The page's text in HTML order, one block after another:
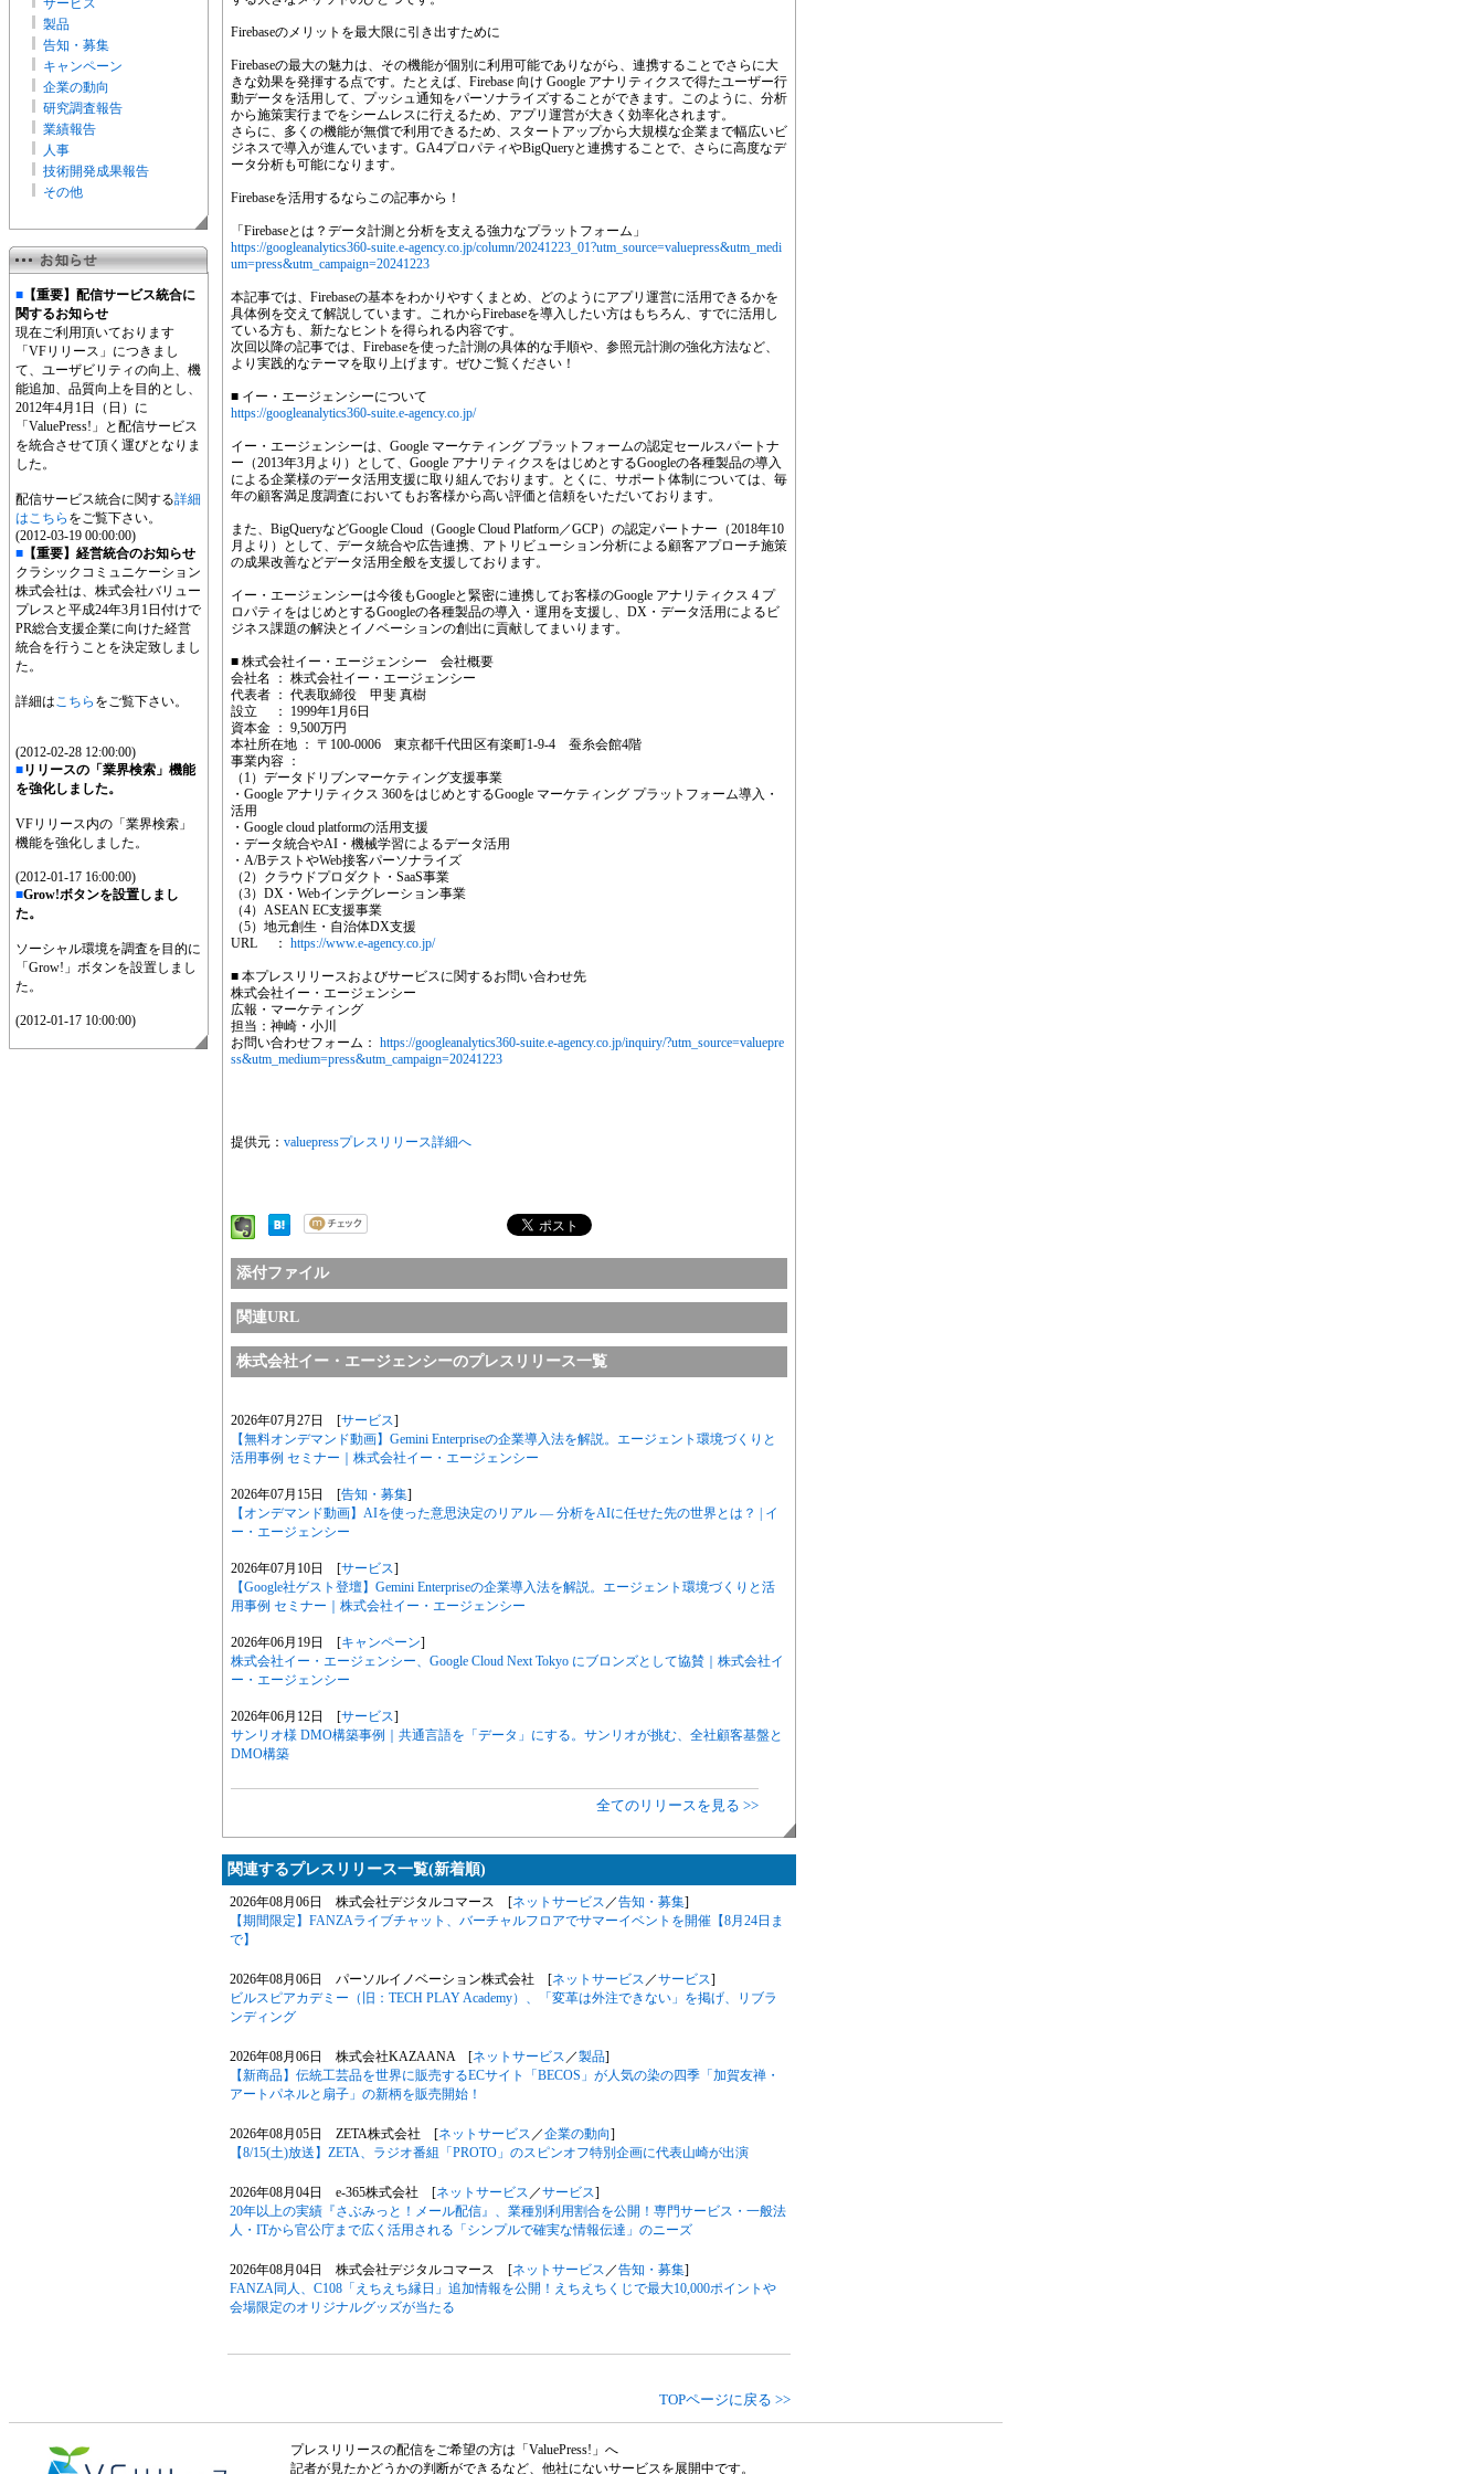
サービス
製品
告知・募集
キャンペーン
企業の動向
研究調査報告
業績報告
人事
技術開発成果報告
その他
■ 【重要】配信サービス統合に
関するお知らせ
現在ご利用頂いております
「VFリリース」につきまし
て、ユーザビリティの向上、機
能追加、品質向上を目的とし、
2012年4月1日（日）に
「ValuePress!」と配信サービス
を統合させて頂く運びとなりま
した。
配信サービス統合に関する詳細
はこちら をご覧下さい。
(2012-03-19 00:00:00)
■ 【重要】経営統合のお知らせ
クラシックコミュニケーション
株式会社は、株式会社バリュー
プレスと平成24年3月1日付けで
PR総合支援企業に向けた経営
統合を行うことを決定致しまし
た。
詳細はこちら をご覧下さい。
(2012-02-28 12:00:00)
■リリースの「業界検索」機能
を強化しました。
VFリリース内の「業界検索」
機能を強化しました。
(2012-01-17 16:00:00)
■Grow!ボタンを設置しまし
た。
ソーシャル環境を調査を目的に
「Grow!」ボタンを設置しまし
た。
(2012-01-17 10:00:00)
Firebaseのメリットを最大限に引き出すために
Firebaseの最大の魅力は、その機能が個別に利用可能でありながら、連携することでさらに大
きな効果を発揮する点です。たとえば、Firebase 向け Google アナリティクスで得たユーザー行
動データを活用して、プッシュ通知をパーソナライズすることができます。このように、分析
から施策実行までをシームレスに行えるため、アプリ運営が大きく効率化されます。
さらに、多くの機能が無償で利用できるため、スタートアップから大規模な企業まで幅広いビ
ジネスで導入が進んでいます。GA4プロパティやBigQueryと連携することで、さらに高度なデ
ータ分析も可能になります。
Firebaseを活用するならこの記事から！
「Firebaseとは？データ計測と分析を支える強力なプラットフォーム」
https://googleanalytics360-suite.e-agency.co.jp/column/20241223_01?utm_source=valuepress&utm_medi
um=press&utm_campaign=20241223
本記事では、Firebaseの基本をわかりやすくまとめ、どのようにアプリ運営に活用できるかを
具体例を交えて解説しています。これからFirebaseを導入したい方はもちろん、すでに活用し
ている方も、新たなヒントを得られる内容です。
次回以降の記事では、Firebaseを使った計測の具体的な手順や、参照元計測の強化方法など、
より実践的なテーマを取り上げます。ぜひご覧ください！
■ イー・エージェンシーについて
https://googleanalytics360-suite.e-agency.co.jp/
イー・エージェンシーは、Google マーケティング プラットフォームの認定セールスパートナ
ー（2013年3月より）として、Google アナリティクスをはじめとするGoogleの各種製品の導入
による企業様のデータ活用支援に取り組んでおります。とくに、サポート体制については、毎
年の顧客満足度調査においてもお客様から高い評価と信頼をいただいております。
また、BigQueryなどGoogle Cloud（Google Cloud Platform／GCP）の認定パートナー（2018年10
月より）として、データ統合や広告連携、アトリビューション分析による顧客アプローチ施策
の成果改善などデータ活用全般を支援しております。
イー・エージェンシーは今後もGoogleと緊密に連携してお客様のGoogle アナリティクス 4 プ
ロパティをはじめとするGoogleの各種製品の導入・運用を支援し、DX・データ活用によるビ
ジネス課題の解決とイノベーションの創出に貢献してまいります。
■ 株式会社イー・エージェンシー 会社概要
会社名 ： 株式会社イー・エージェンシー
代表者 ： 代表取締役 甲斐 真樹
設立 ： 1999年1月6日
資本金 ： 9,500万円
本社所在地 ： 〒100-0006 東京都千代田区有楽町1-9-4 蚕糸会館4階
事業内容 ：
（1）データドリブンマーケティング支援事業
・Google アナリティクス 360をはじめとするGoogle マーケティング プラットフォーム導入・
活用
・Google cloud platformの活用支援
・データ統合やAI・機械学習によるデータ活用
・A/BテストやWeb接客パーソナライズ
（2）クラウドプロダクト・SaaS事業
（3）DX・Webインテグレーション事業
（4）ASEAN EC支援事業
（5）地元創生・自治体DX支援
URL ： https://www.e-agency.co.jp/
■ 本プレスリリースおよびサービスに関するお問い合わせ先
株式会社イー・エージェンシー
広報・マーケティング
担当：神崎・小川
お問い合わせフォーム： https://googleanalytics360-suite.e-agency.co.jp/inquiry/?utm_source=valuepre
ss&utm_medium=press&utm_campaign=20241223
提供元： valuepressプレスリリース詳細へ
添付ファイル
関連URL
株式会社イー・エージェンシーのプレスリリース一覧
2026年07月27日 [サービス]
【無料オンデマンド動画】Gemini Enterpriseの企業導入法を解説。エージェント環境づくりと
活用事例 セミナー｜株式会社イー・エージェンシー
2026年07月15日 [告知・募集]
【オンデマンド動画】AIを使った意思決定のリアル ― 分析をAIに任せた先の世界とは？ | イ
ー・エージェンシー
2026年07月10日 [サービス]
【Google社ゲスト登壇】Gemini Enterpriseの企業導入法を解説。エージェント環境づくりと活
用事例 セミナー｜株式会社イー・エージェンシー
2026年06月19日 [キャンペーン]
株式会社イー・エージェンシー、Google Cloud Next Tokyo にブロンズとして協賛｜株式会社イ
ー・エージェンシー
2026年06月12日 [サービス]
サンリオ様 DMO構築事例｜共通言語を「データ」にする。サンリオが挑む、全社顧客基盤と
DMO構築
全てのリリースを見る >>
関連するプレスリリース一覧(新着順)
2026年08月06日 株式会社デジタルコマース [ネットサービス ／告知・募集]
【期間限定】FANZAライブチャット、バーチャルフロアでサマーイベントを開催【8月24日ま
で】
2026年08月06日 パーソルイノベーション株式会社 [ネットサービス ／サービス]
ビルスピアカデミー（旧：TECH PLAY Academy）、「変革は外注できない」を掲げ、リブラ
ンディング
2026年08月06日 株式会社KAZAANA [ネットサービス ／製品]
【新商品】伝統工芸品を世界に販売するECサイト「BECOS」が人気の染の四季「加賀友禅・
アートパネルと扇子」の新柄を販売開始！
2026年08月05日 ZETA株式会社 [ネットサービス ／企業の動向]
【8/15(土)放送】ZETA、ラジオ番組「PROTO」のスピンオフ特別企画に代表山崎が出演
2026年08月04日 e-365株式会社 [ネットサービス ／サービス]
20年以上の実績『さぶみっと！メール配信』、業種別利用割合を公開！専門サービス・一般法
人・ITから官公庁まで広く活用される「シンプルで確実な情報伝達」のニーズ
2026年08月04日 株式会社デジタルコマース [ネットサービス ／告知・募集]
FANZA同人、C108「えちえち縁日」追加情報を公開！えちえちくじで最大10,000ポイントや
会場限定のオリジナルグッズが当たる
TOPページに戻る >>
プレスリリースの配信をご希望の方は「ValuePress!」へ
記者が見たかどうかの判断ができるなど、他社にないサービスを展開中です。